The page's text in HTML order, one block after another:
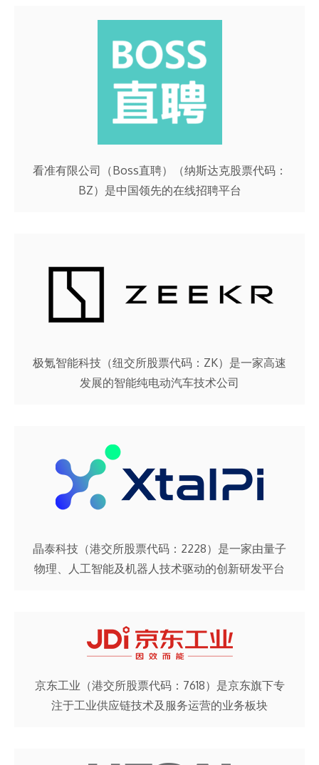
看准有限公司（Boss直聘）（纳斯达克股票代码：
BZ）是中国领先的在线招聘平台
极氪智能科技（纽交所股票代码：ZK）是一家高速
发展的智能纯电动汽车技术公司
晶泰科技（港交所股票代码：2228）是一家由量子
物理、人工智能及机器人技术驱动的创新研发平台
京东工业（港交所股票代码：7618）是京东旗下专
注于工业供应链技术及服务运营的业务板块